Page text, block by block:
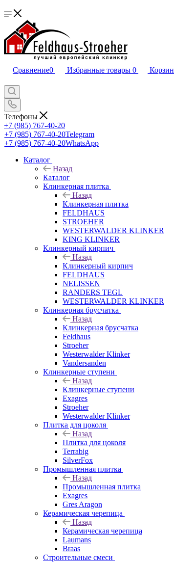
Сравнение0 Избранные товары 0
Телефоны
+7 (985) 767-40-20
+7 (985) 767-40-20Telegram
+7 (985) 767-40-20WhatsApp
Каталог
Назад
Каталог
Клинкерная плитка
Назад
Клинкерная плитка
FELDHAUS
STROEHER
WESTERWALDER KLINKER
KING KLINKER
Клинкерный кирпич
Назад
Клинкерный кирпич
FELDHAUS
NELISSEN
RANDERS TEGL
WESTERWALDER KLINKER
Клинкерная брусчатка
Назад
Клинкерная брусчатка
Feldhaus
Stroeher
Westerwalder Klinker
Vandersanden
Клинкерные ступени
Назад
Клинкерные ступени
Exagres
Stroeher
Westerwalder Klinker
Плитка для цоколя
Назад
Плитка для цоколя
Terrabig
SilverFox
Промышленная плитка
Назад
Промышленная плитка
Exagres
Gres Aragon
Керамическая черепица
Назад
Керамическая черепица
Laumans
Braas
Строительные смеси